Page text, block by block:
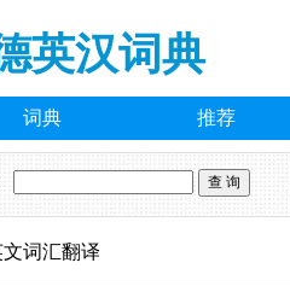
英汉词典
词典 推荐
文词汇翻译